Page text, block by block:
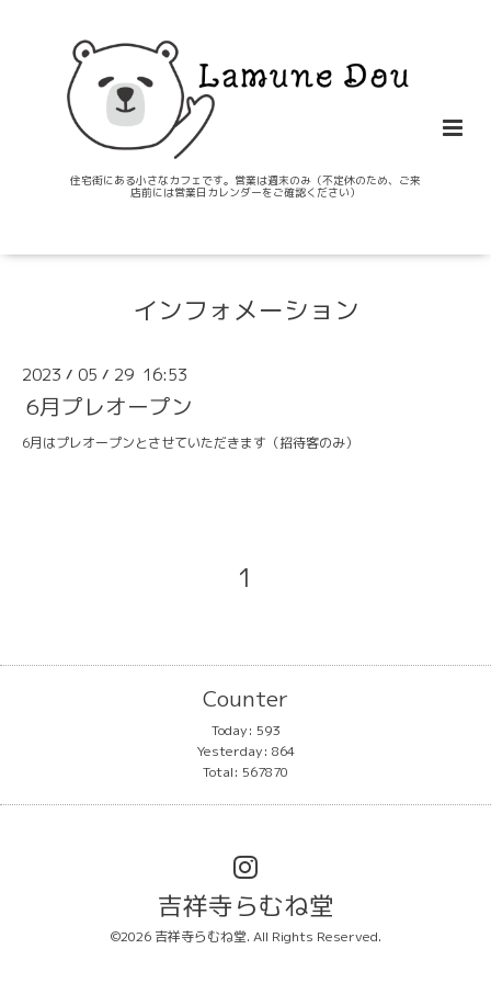
住宅街にある小さなカフェです。営業は週末のみ（不定休のため、ご来
店前には営業日カレンダーをご確認ください）
インフォメーション
2023 / 05 / 29 16:53
6月プレオープン
6月はプレオープンとさせていただきます（招待客のみ）
1
Counter
Today: 593
Yesterday: 864
Total: 567870
吉祥寺らむね堂
©2026 吉祥寺らむね堂. All Rights Reserved.